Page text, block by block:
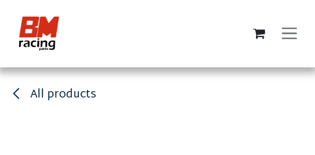
All products